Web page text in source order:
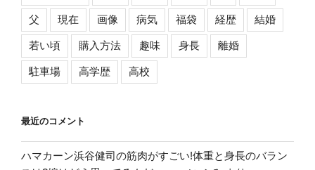
父 現在 画像 病気 福袋 経歴 結婚
若い頃 購入方法 趣味 身長 離婚
駐車場 高学歴 高校
最近のコメント
ハマカーン浜谷健司の筋肉がすごい!体重と身長のバラン